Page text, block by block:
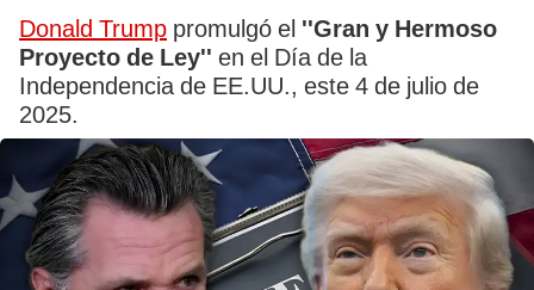
Donald Trump promulgó el ''Gran y Hermoso
Proyecto de Ley'' en el Día de la
Independencia de EE.UU., este 4 de julio de
2025.